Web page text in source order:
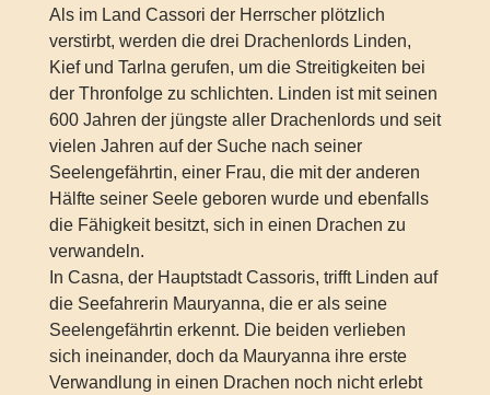
Als im Land Cassori der Herrscher plötzlich
verstirbt, werden die drei Drachenlords Linden,
Kief und Tarlna gerufen, um die Streitigkeiten bei
der Thronfolge zu schlichten. Linden ist mit seinen
600 Jahren der jüngste aller Drachenlords und seit
vielen Jahren auf der Suche nach seiner
Seelengefährtin, einer Frau, die mit der anderen
Hälfte seiner Seele geboren wurde und ebenfalls
die Fähigkeit besitzt, sich in einen Drachen zu
verwandeln.
In Casna, der Hauptstadt Cassoris, trifft Linden auf
die Seefahrerin Mauryanna, die er als seine
Seelengefährtin erkennt. Die beiden verlieben
sich ineinander, doch da Mauryanna ihre erste
Verwandlung in einen Drachen noch nicht erlebt